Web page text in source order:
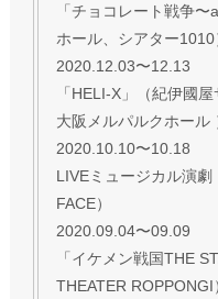
「チョコレート戦争
ホール、シアター1010
2020.12.03〜12.13
「HELI-X」（紀伊國
大阪メルパルクホール
2020.10.10〜10.18
LIVEミュージカル演
FACE）
2020.09.04〜09.09
「イケメン戦国THE
THEATER ROPPONGI